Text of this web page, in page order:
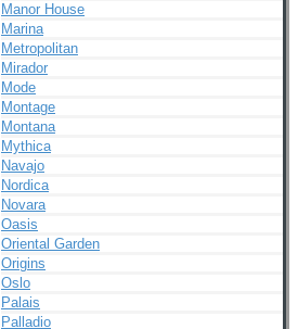
Manor House
Marina
Metropolitan
Mirador
Mode
Montage
Montana
Mythica
Navajo
Nordica
Novara
Oasis
Oriental Garden
Origins
Oslo
Palais
Palladio